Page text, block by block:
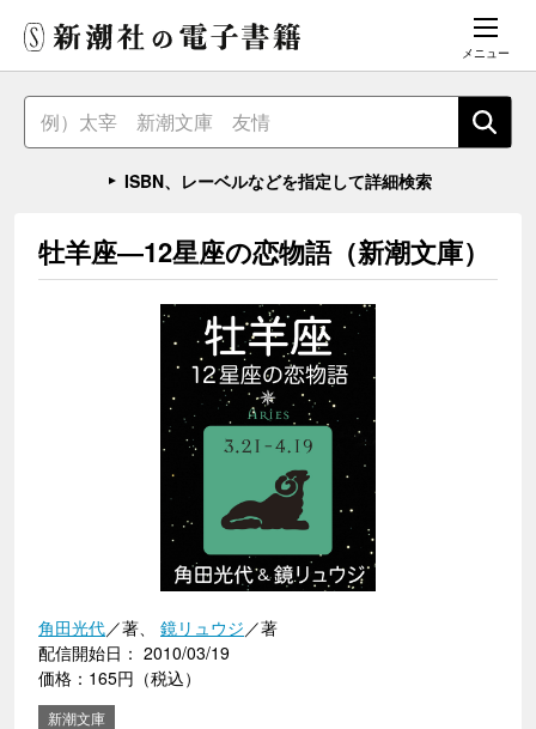
メニュー
ISBN、レーベルなどを指定して詳細検索
牡羊座―12星座の恋物語（新潮文庫）
角田光代／著、 鏡リュウジ／著
配信開始日： 2010/03/19
価格：165円（税込）
新潮文庫